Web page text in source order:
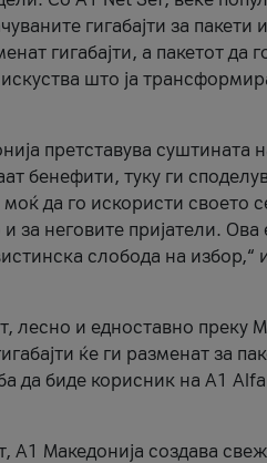
гигабајти за пакети
гигабајти, а пакетот да
што ја
претставува суштината
бенефити, туку ги
да го искористи своето
за неговите пријатели. Ова
слобода на избор,“
лесно и едноставно преку
ќе ги разменат за
да биде корисник на А1
Македонија создава